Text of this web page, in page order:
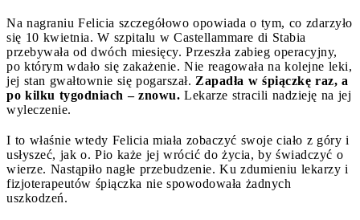
Na nagraniu Felicia szczegółowo opowiada o tym, co zdarzyło
się 10 kwietnia. W szpitalu w Castellammare di Stabia
przebywała od dwóch miesięcy. Przeszła zabieg operacyjny,
po którym wdało się zakażenie. Nie reagowała na kolejne leki,
jej stan gwałtownie się pogarszał. Zapadła w śpiączkę raz, a
po kilku tygodniach – znowu. Lekarze stracili nadzieję na jej
wyleczenie.
I to właśnie wtedy Felicia miała zobaczyć swoje ciało z góry i
usłyszeć, jak o. Pio każe jej wrócić do życia, by świadczyć o
wierze. Nastąpiło nagłe przebudzenie. Ku zdumieniu lekarzy i
fizjoterapeutów śpiączka nie spowodowała żadnych
uszkodzeń.